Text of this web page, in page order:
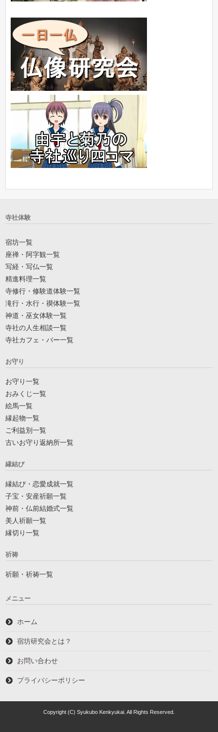
寺社体験
宿坊一覧
座禅・阿字観一覧
写経・写仏一覧
精進料理一覧
寺修行・修験道体験一覧
滝行・水行・禊体験一覧
神道・巫女体験一覧
寺社の人生相談一覧
寺社カフェ・バー一覧
お守り
お守り一覧
おみくじ一覧
絵馬一覧
縁起物一覧
ご利益別一覧
古いお守り返納所一覧
縁結び
縁結び・恋愛成就一覧
子宝・安産祈願一覧
神前・仏前結婚式一覧
美人祈願一覧
縁切り一覧
祈祷
祈願・祈祷一覧
メニュー
ホーム
宿坊研究会とは？
お問い合わせ
プライバシーポリシー
Copyright (C) Syukubo Kenkyukai. All Rights Reserved.